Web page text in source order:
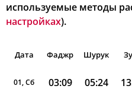
используемые методы
настройках).
Дата Фаджр Шурук
01, Сб 03:09 05:24